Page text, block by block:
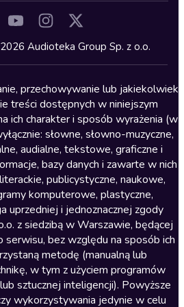
Audioteka Group Sp. z o.o.
przechowywanie lub jakiekolwiek
treści dostępnych w niniejszym
ich charakter i sposób wyrażenia (w
słowne, słowno-muzyczne,
audialne, tekstowe, graficzne i
bazy danych i zawarte w nich
publicystyczne, naukowe,
komputerowe, plastyczne,
uprzedniej i jednoznacznej zgody
z siedzibą w Warszawie, będącej
serwisu, bez względu na sposób ich
metodę (manualną lub
w tym z użyciem programów
sztucznej inteligencji). Powyższe
wykorzystywania jedynie w celu